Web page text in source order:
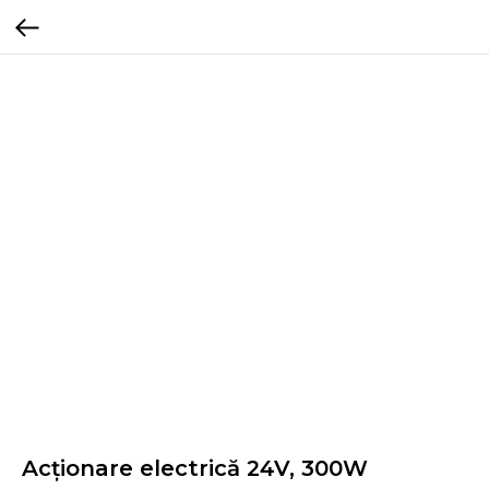
Acționare electrică 24V, 300W